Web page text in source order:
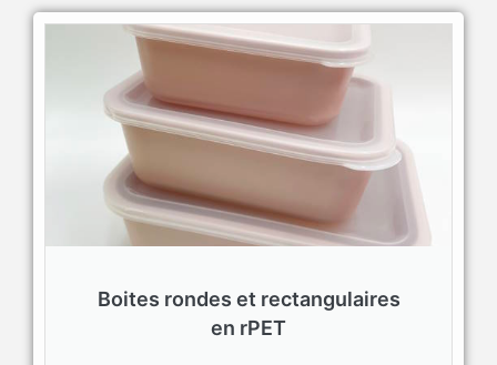
Boites rondes et rectangulaires
en rPET